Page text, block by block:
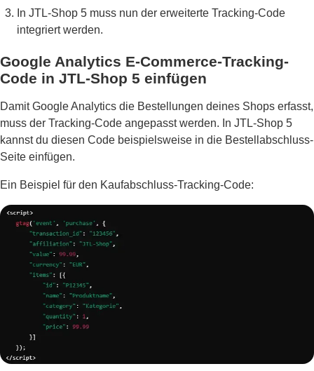
In JTL-Shop 5 muss nun der erweiterte Tracking-Code
integriert werden.
Google Analytics E-Commerce-Tracking-
Code in JTL-Shop 5 einfügen
Damit Google Analytics die Bestellungen deines Shops erfasst,
muss der Tracking-Code angepasst werden. In JTL-Shop 5
kannst du diesen Code beispielsweise in die Bestellabschluss-
Seite einfügen.
Ein Beispiel für den Kaufabschluss-Tracking-Code: